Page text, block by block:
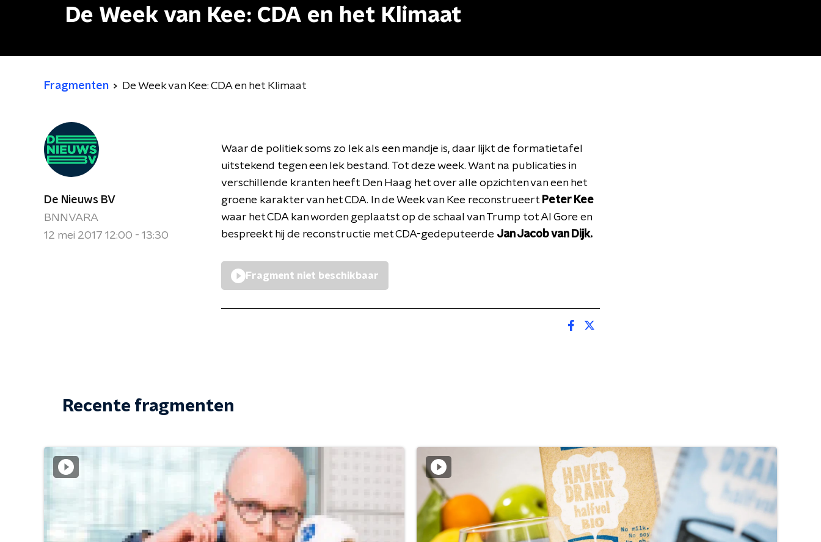
De Week van Kee: CDA en het Klimaat
Fragmenten De Week van Kee: CDA en het Klimaat
De Nieuws BV
BNNVARA
12 mei 2017 12:00 - 13:30
Waar de politiek soms zo lek als een mandje is, daar lijkt de formatietafel
uitstekend tegen een lek bestand. Tot deze week. Want na publicaties in
verschillende kranten heeft Den Haag het over alle opzichten van een het
groene karakter van het CDA. In de Week van Kee reconstrueert Peter Kee
waar het CDA kan worden geplaatst op de schaal van Trump tot Al Gore en
bespreekt hij de reconstructie met CDA-gedeputeerde Jan Jacob van Dijk.
Fragment niet beschikbaar
Recente fragmenten